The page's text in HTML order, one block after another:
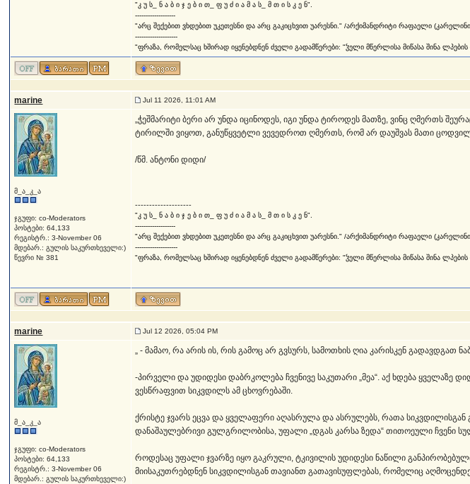
"კ უ ს_ ნ ა ბ ი ჯ ე ბ ი თ_ ფ უ ძ ი ა მ ა ს_ მ თ ი ს კ ე ნ".
-------------------
"არც შექებით ვხდებით უკეთესნი და არც გაკიცხვით უარესნი." /არქიმანდრიტი რაფაელი
--------------------
"ფრაზა, რომელსაც ხშირად იყენებდნენ ძველი გადამწერები: "ჴელი მწერლისა მიწასა შინა ლპების
marine Jul 11 2026, 11:01 AM
მ_ა_კ_ა
ჯგუფი: co-Moderators
პოსტები: 64,133
რეგისტრ.: 3-November 06
მდებარ.: გულის საკურთხეველი:)
წევრი № 381
„ჭეშმარიტი ბერი არ უნდა იცინოდეს, იგი უნდა ტიროდეს მათზე, ვინც ღმერთს
ტირილში ვიყოთ, განუწყვეტლი ვევედროთ ღმერთს, რომ არ დაუშვას მათი ცოდვილ
/წმ. ანტონი დიდი/
--------------------
"კ უ ს_ ნ ა ბ ი ჯ ე ბ ი თ_ ფ უ ძ ი ა მ ა ს_ მ თ ი ს კ ე ნ".
-------------------
"არც შექებით ვხდებით უკეთესნი და არც გაკიცხვით უარესნი." /არქიმანდრიტი რაფაელი
--------------------
"ფრაზა, რომელსაც ხშირად იყენებდნენ ძველი გადამწერები: "ჴელი მწერლისა მიწასა შინა ლპების
marine Jul 12 2026, 05:04 PM
მ_ა_კ_ა
ჯგუფი: co-Moderators
პოსტები: 64,133
რეგისტრ.: 3-November 06
მდებარ.: გულის საკურთხეველი:)
„ - მამაო, რა არის ის, რის გამოც არ გვსურს, სამოთხის ღია კარისკენ გადავდგათ
-პირველი და უდიდესი დაბრკოლება ჩვენივე საკუთარი „მეა“. აქ ხდება ყველაზე
ვესწრაფვით სიკვდილს ამ ცხოვრებაში.
ქრისტე ჯვარს ეცვა და ყველაფერი აღასრულა და ასრულებს, რათა სიკვდილისგან
დანაშაულებრივი გულგრილობისა, უფალი „დგას კარსა ზედა“ თითოეული ჩვენი
როდესაც უფალი ჯვარზე იყო გაკრული, ტკივილის უდიდესი ნაწილი
მიისაკუთრებდნენ სიკვდილისგან თავიანთ გათავისუფლებას, რომელიც